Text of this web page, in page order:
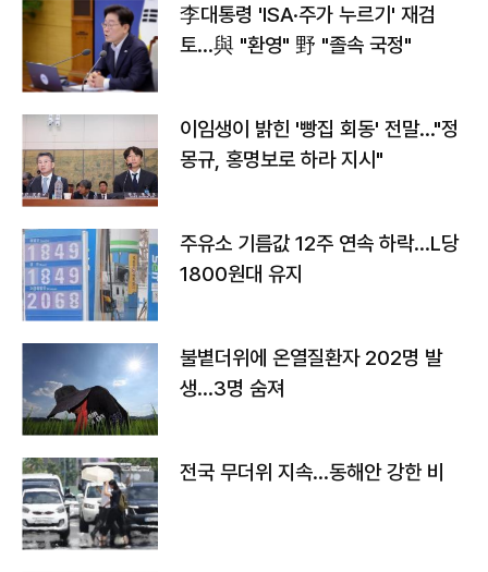
李대통령 'ISA·주가 누르기' 재검
토…與 "환영" 野 "졸속 국정"
이임생이 밝힌 '빵집 회동' 전말…"정
몽규, 홍명보로 하라 지시"
주유소 기름값 12주 연속 하락…L당
1800원대 유지
불볕더위에 온열질환자 202명 발
생…3명 숨져
전국 무더위 지속…동해안 강한 비